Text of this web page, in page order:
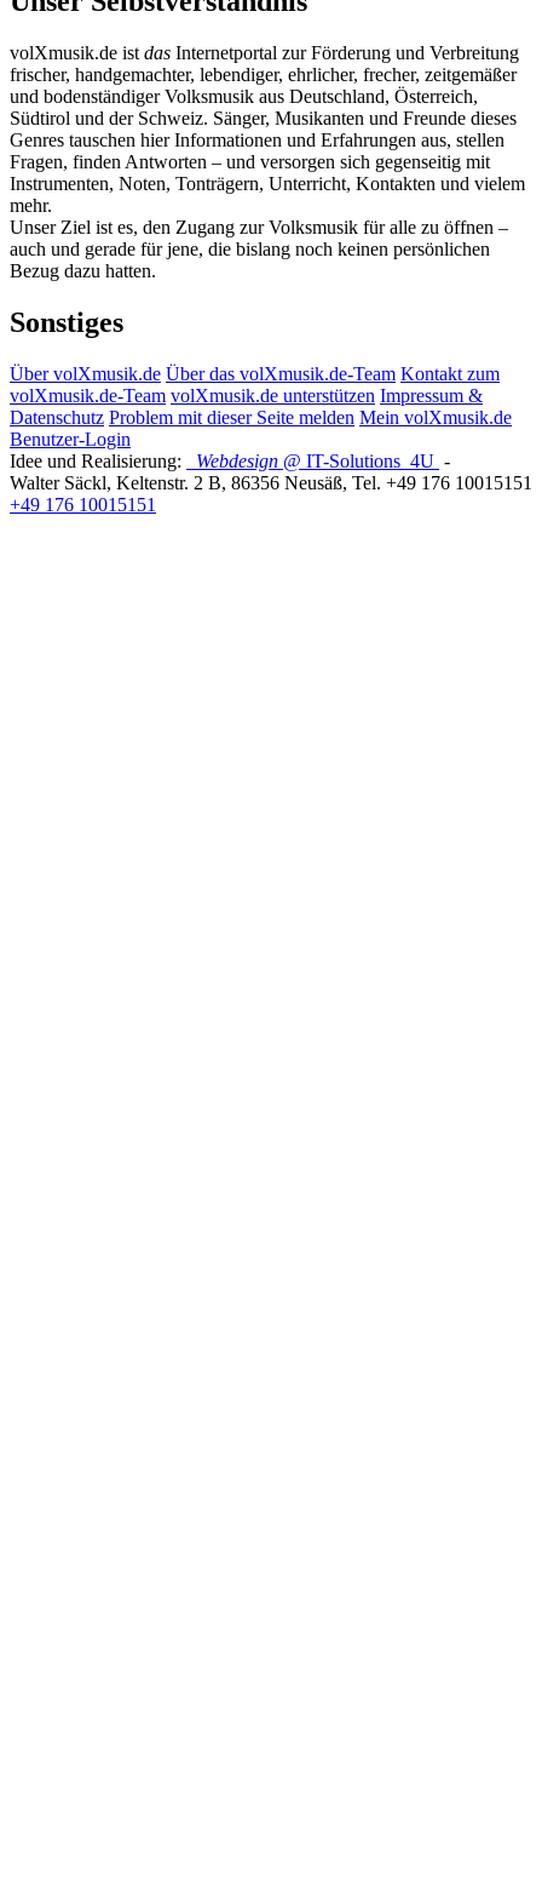
volXmusik.de ist das Internetportal zur Förderung und Verbreitung
frischer, handgemachter, lebendiger, ehrlicher, frecher, zeitgemäßer
und bodenständiger Volksmusik aus Deutschland, Österreich,
Südtirol und der Schweiz. Sänger, Musikanten und Freunde dieses
Genres tauschen hier Informationen und Erfahrungen aus, stellen
Fragen, finden Antworten – und versorgen sich gegenseitig mit
Instrumenten, Noten, Tonträgern, Unterricht, Kontakten und vielem
mehr.
Unser Ziel ist es, den Zugang zur Volksmusik für alle zu öffnen –
auch und gerade für jene, die bislang noch keinen persönlichen
Bezug dazu hatten.
Sonstiges
Über volXmusik.de Über das volXmusik.de-Team Kontakt zum
volXmusik.de-Team volXmusik.de unterstützen Impressum &
Datenschutz Problem mit dieser Seite melden Mein volXmusik.de
Benutzer-Login
Idee und Realisierung:
Webdesign @ IT-Solutions 4U -
Walter Säckl, Keltenstr. 2 B, 86356 Neusäß, Tel. +49 176 10015151
+49 176 10015151